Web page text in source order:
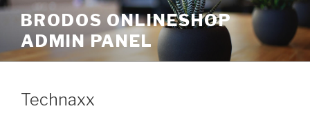
Skip
content
BRODOS ONLINESHOP
ADMIN PANEL
Technaxx